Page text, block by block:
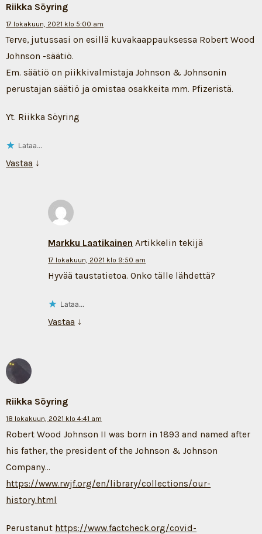
Riikka Söyring
17 lokakuun, 2021 klo 5:00 am
Terve, jutussasi on esillä kuvakaappauksessa Robert Wood
Johnson -säätiö.
Em. säätiö on piikkivalmistaja Johnson & Johnsonin
perustajan säätiö ja omistaa osakkeita mm. Pfizeristä.
Yt. Riikka Söyring
Lataa...
Vastaa ↓
Markku Laatikainen Artikkelin tekijä
17 lokakuun, 2021 klo 9:50 am
Hyvää taustatietoa. Onko tälle lähdettä?
Lataa...
Vastaa ↓
Riikka Söyring
18 lokakuun, 2021 klo 4:41 am
Robert Wood Johnson II was born in 1893 and named after
his father, the president of the Johnson & Johnson
Company…
https://www.rwjf.org/en/library/collections/our-
history.html
Perustanut https://www.factcheck.org/covid-